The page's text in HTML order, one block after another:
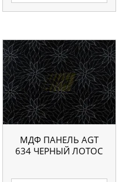
МДФ ПАНЕЛЬ AGT
634 ЧЕРНЫЙ ЛОТОС